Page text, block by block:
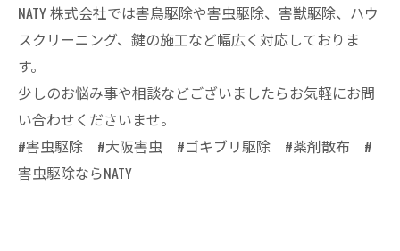
NATY 株式会社では害鳥駆除や害虫駆除、害獣駆除、ハウ
スクリーニング、鍵の施工など幅広く対応しておりま
す。
少しのお悩み事や相談などございましたらお気軽にお問
い合わせくださいませ。
#害虫駆除 #大阪害虫 #ゴキブリ駆除 #薬剤散布 #
害虫駆除ならNATY